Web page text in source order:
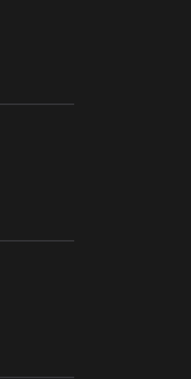
LETO, ORADEA, 8